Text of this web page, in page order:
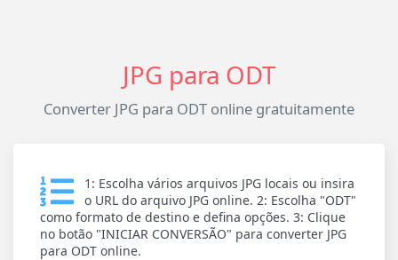
JPG para ODT
Converter JPG para ODT online gratuitamente
1: Escolha vários arquivos JPG locais ou insira
o URL do arquivo JPG online. 2: Escolha "ODT"
como formato de destino e defina opções. 3: Clique
no botão "INICIAR CONVERSÃO" para converter JPG
para ODT online.